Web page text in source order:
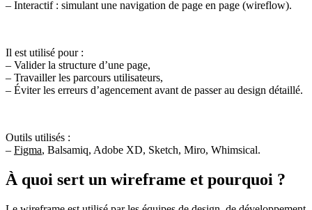
– Interactif : simulant une navigation de page en page (wireflow).
Il est utilisé pour :
– Valider la structure d’une page,
– Travailler les parcours utilisateurs,
– Éviter les erreurs d’agencement avant de passer au design détaillé.
Outils utilisés :
– Figma, Balsamiq, Adobe XD, Sketch, Miro, Whimsical.
À quoi sert un wireframe et pourquoi ?